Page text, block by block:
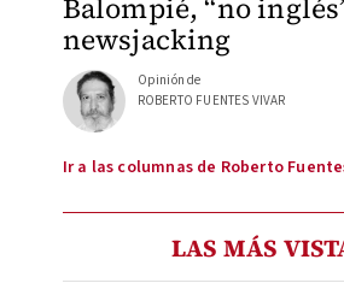
Balompié, “no
newsjacking
Opinión de
ROBERTO FUENTES VIVAR
Ir a las columnas de Roberto
LAS MÁS